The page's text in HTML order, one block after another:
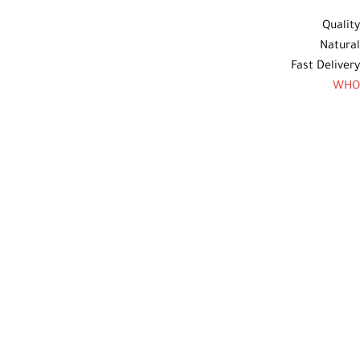
Quality
Natural
Fast Delivery
WHO